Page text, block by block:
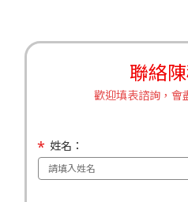
聯絡
歡迎填表諮詢，會
姓名：